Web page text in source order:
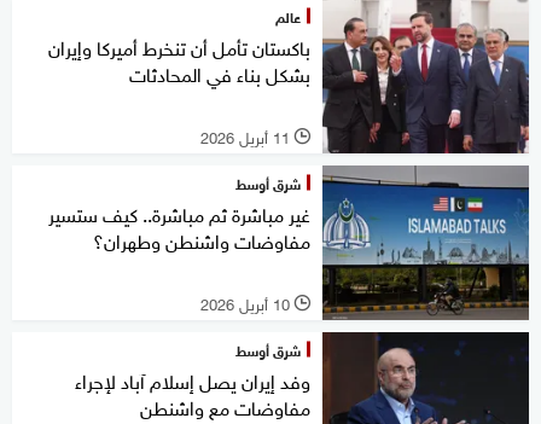
عالم
باكستان تأمل أن تنخرط أميركا وإيران
بشكل بناء في المحادثات
l 11 أبريل 2026
شرق أوسط
غير مباشرة ثم مباشرة.. كيف ستسير
مفاوضات واشنطن وطهران؟
l 10 أبريل 2026
شرق أوسط
وفد إيران يصل إسلام آباد لإجراء
مفاوضات مع واشنطن